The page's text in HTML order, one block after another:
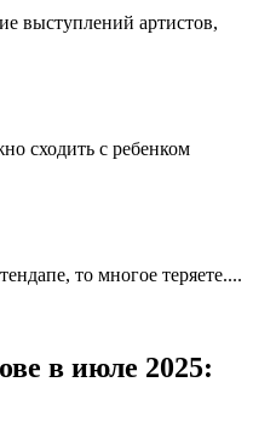
выступлений артистов,
сходить с ребенком
то многое теряете....
в июле 2025: